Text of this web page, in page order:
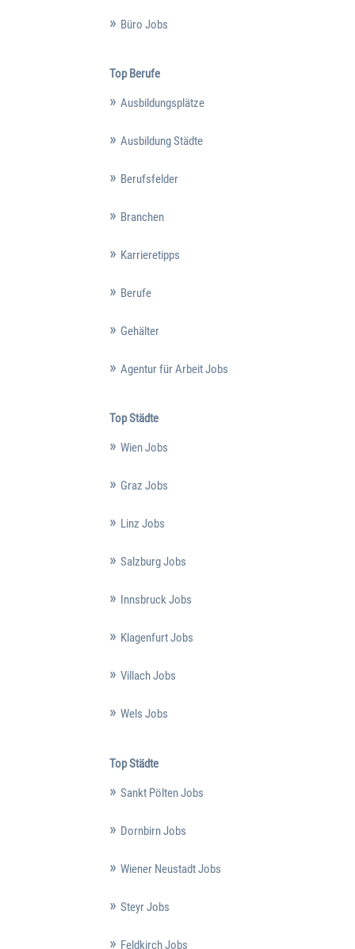
Büro Jobs
Top Berufe
Ausbildungsplätze
Ausbildung Städte
Berufsfelder
Branchen
Karrieretipps
Berufe
Gehälter
Agentur für Arbeit Jobs
Top Städte
Wien Jobs
Graz Jobs
Linz Jobs
Salzburg Jobs
Innsbruck Jobs
Klagenfurt Jobs
Villach Jobs
Wels Jobs
Top Städte
Sankt Pölten Jobs
Dornbirn Jobs
Wiener Neustadt Jobs
Steyr Jobs
Feldkirch Jobs